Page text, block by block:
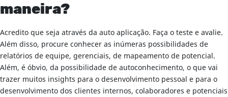
maneira?
Acredito que seja através da auto aplicação. Faça o teste e avalie.
Além disso, procure conhecer as inúmeras possibilidades de
relatórios de equipe, gerenciais, de mapeamento de potencial.
Além, é óbvio, da possibilidade de autoconhecimento, o que vai
trazer muitos insights para o desenvolvimento pessoal e para o
desenvolvimento dos clientes internos, colaboradores e potenciais